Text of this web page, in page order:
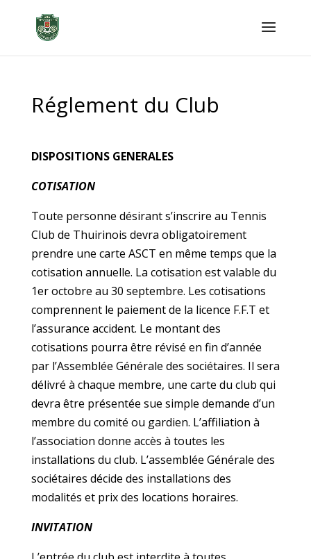
Réglement du Club
DISPOSITIONS GENERALES
COTISATION
Toute personne désirant s’inscrire au Tennis
Club de Thuirinois devra obligatoirement
prendre une carte ASCT en même temps que la
cotisation annuelle. La cotisation est valable du
1er octobre au 30 septembre. Les cotisations
comprennent le paiement de la licence F.F.T et
l’assurance accident. Le montant des
cotisations pourra être révisé en fin d’année
par l’Assemblée Générale des sociétaires. Il sera
délivré à chaque membre, une carte du club qui
devra être présentée sue simple demande d’un
membre du comité ou gardien. L’affiliation à
l’association donne accès à toutes les
installations du club. L’assemblée Générale des
sociétaires décide des installations des
modalités et prix des locations horaires.
INVITATION